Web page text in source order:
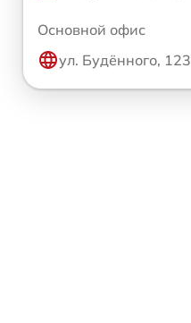
Основной офис
ул. Будённого, 123